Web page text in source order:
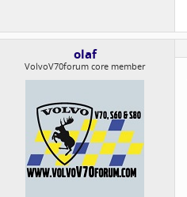
olaf
VolvoV70forum core member